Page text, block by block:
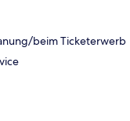
beim Ticketerwerb